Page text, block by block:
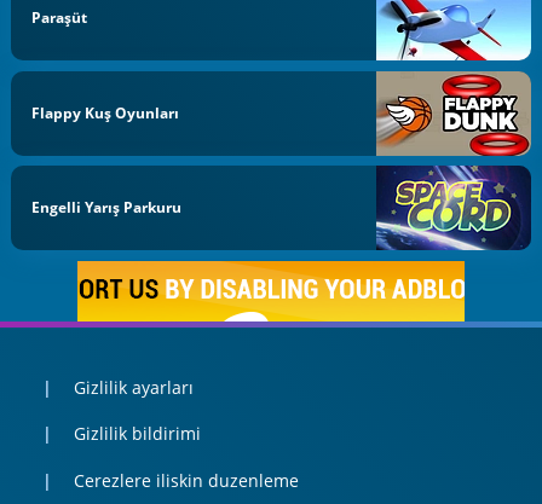
Paraşüt
Flappy Kuş Oyunları
Engelli Yarış Parkuru
Gizlilik ayarları
Gizlilik bildirimi
Cerezlere iliskin duzenleme